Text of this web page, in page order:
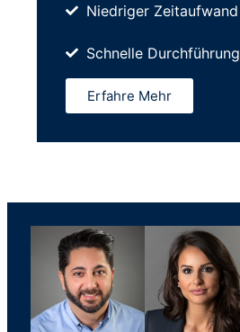
Niedriger Zeitaufwand
Schnelle Durchführung
Erfahre Mehr